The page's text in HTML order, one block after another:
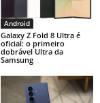
Android
Galaxy Z Fold 8 Ultra é
oficial: o primeiro
dobrável Ultra da
Samsung